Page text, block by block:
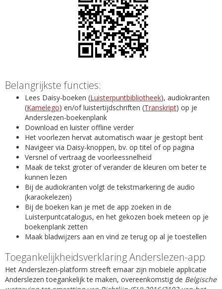
Belangrijkste functies:
Lees Daisy-boeken (Luisterpuntbibliotheek), audiokranten
(Kamelego) en/of luistertijdschriften (Transkript) op je
Anderslezen-boekenplank
Download en luister offline verder
Het voorlezen hervat automatisch waar je gestopt bent
Navigeer via Daisy-knoppen, bv. op titel of op pagina
Versnel of vertraag de voorleessnelheid
Maak de tekst groter of verander de kleuren om beter te
kunnen lezen
Bij de audiokranten volgt de tekstmarkering de audio
(karaokelezen)
Bij de boeken kan je met de app zoeken in de
Luisterpuntcatalogus, en het gekozen boek meteen op je
boekenplank zetten
Maak bladwijzers aan en vind ze terug op al je toestellen
Toegankelijkheidsverklaring Anderslezen-app
Het Anderslezen-platform streeft ernaar zijn mobiele applicatie
Anderslezen toegankelijk te maken, overeenkomstig de Belgische